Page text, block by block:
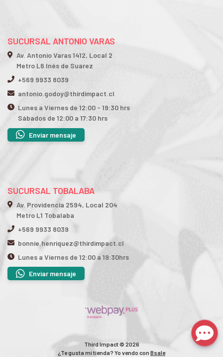
SUCURSAL ANTONIO VARAS
Av. Antonio Varas 1412, Local 2
Metro L6 Inés de Suarez
+569 9933 8039
antonio.godoy@thirdimpact.cl
Lunes a Viernes de 12:00 - 19:30 hrs
Sábados de 12:00 a 17:30 hrs
Enviar mensaje
SUCURSAL TOBALABA
Av. Providencia 2594, Local 204
Metro L1 Tobalaba
+569 9933 8039
bonnie.henriquez@thirdimpact.cl
Lunes a Viernes de 12:00 a 19:30hrs
Enviar mensaje
Third Impact © 2026
¿Te gusta mi tienda? Yo vendo con Bsale